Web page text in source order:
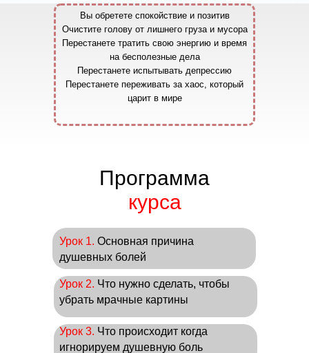
Вы обретете спокойствие и позитив
Очистите голову от лишнего груза и мусора
Перестанете тратить свою энергию и время
на бесполезные дела
Перестанете испытывать депрессию
Перестанете переживать за хаос, который
царит в мире
Программа
Урок 1. Основная причина
душевных болей
курса
Урок 2. Что нужно сделать, чтобы
убрать мрачные картины
Урок 3. Что происходит когда
игнорируем душевную боль